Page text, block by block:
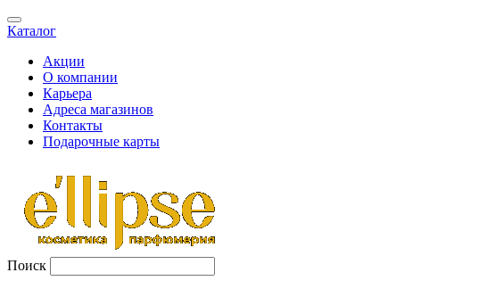
Каталог
Акции
О компании
Карьера
Адреса магазинов
Контакты
Подарочные карты
Поиск